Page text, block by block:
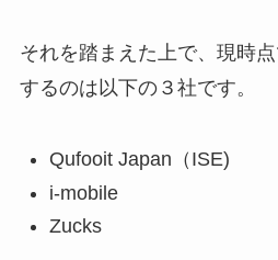
それを踏まえた上で、現時
するのは以下の３社です。
Qufooit Japan（ISE)
i-mobile
Zucks